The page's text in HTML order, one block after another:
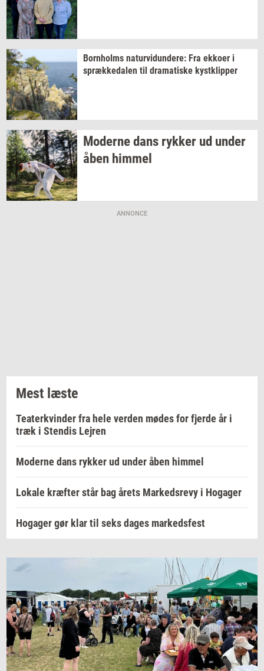
Born­holms na­tur­vi­dun­de­re: Fra ek­ko­er i
spræk­ke­da­len til dra­ma­ti­ske kyst­klip­per
Mo­der­ne dans ryk­ker ud under
åben him­mel
ANNONCE
Mest læste
Teaterkvinder fra hele verden mødes for fjerde år i
træk i Stendis Lejren
Moderne dans rykker ud under åben himmel
Lokale kræfter står bag årets Markedsrevy i Hogager
Hogager gør klar til seks dages markedsfest